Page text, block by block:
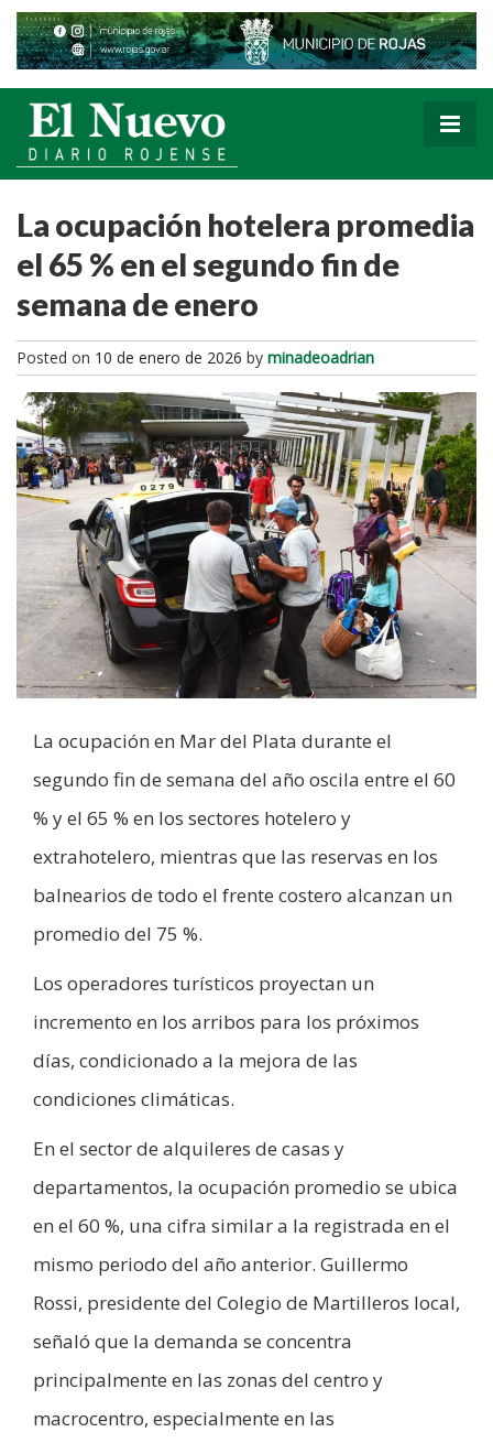
La ocupación hotelera promedia
el 65 % en el segundo fin de
semana de enero
Posted on 10 de enero de 2026 by minadeoadrian
La ocupación en Mar del Plata durante el
segundo fin de semana del año oscila entre el 60
% y el 65 % en los sectores hotelero y
extrahotelero, mientras que las reservas en los
balnearios de todo el frente costero alcanzan un
promedio del 75 %.
Los operadores turísticos proyectan un
incremento en los arribos para los próximos
días, condicionado a la mejora de las
condiciones climáticas.
En el sector de alquileres de casas y
departamentos, la ocupación promedio se ubica
en el 60 %, una cifra similar a la registrada en el
mismo periodo del año anterior. Guillermo
Rossi, presidente del Colegio de Martilleros local,
señaló que la demanda se concentra
principalmente en las zonas del centro y
macrocentro, especialmente en las